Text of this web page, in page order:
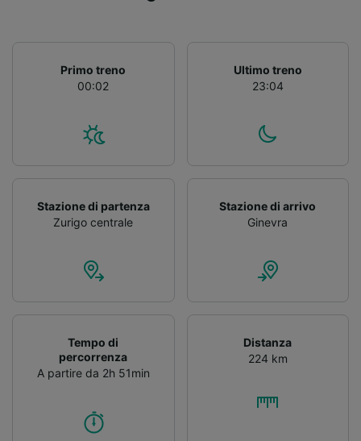
Primo treno
00:02
Ultimo treno
23:04
Stazione di partenza
Zurigo centrale
Stazione di arrivo
Ginevra
Tempo di
percorrenza
A partire da 2h 51min
Distanza
224 km